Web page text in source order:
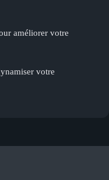
améliorer votre
votre